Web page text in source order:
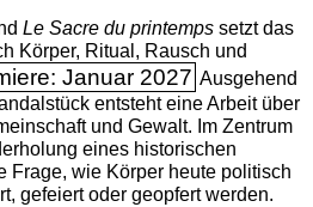
Le Sacre du printempssetzt das
Körper, Ritual, Rausch und
Januar 2027 Ausgehend
entsteht eine Arbeit über
und Gewalt. Im Zentrum
eines historischen
Frage, wie Körper heute politisch
gefeiert oder geopfert werden.